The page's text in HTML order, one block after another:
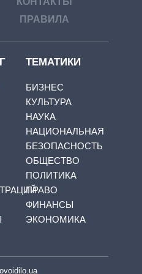
ПРАВИЛА
ТЕМАТИКИ
БИЗНЕС
КУЛЬТУРА
НАУКА
НАЦИОНАЛЬНАЯ
БЕЗОПАСНОСТЬ
ОБЩЕСТВО
ПОЛИТИКА
ПРАВО
ФИНАНСЫ
ЭКОНОМИКА